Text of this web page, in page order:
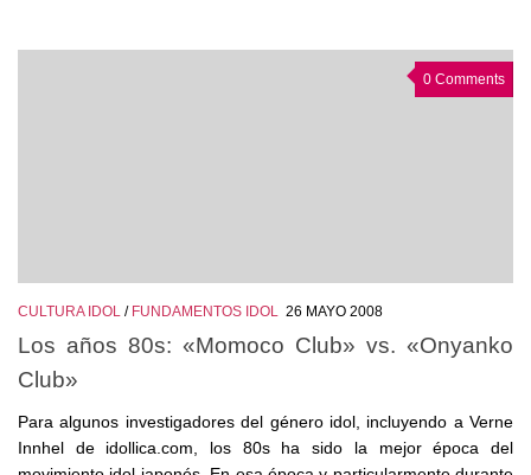
0 Comments
CULTURA IDOL / FUNDAMENTOS IDOL 26 MAYO 2008
Los años 80s: «Momoco Club» vs. «Onyanko
Club»
Para algunos investigadores del género idol, incluyendo a Verne
Innhel de idollica.com, los 80s ha sido la mejor época del